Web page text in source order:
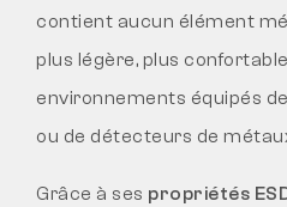
contient aucun élément
plus légère, plus
environnements équipés
ou de détecteurs de
Grâce à ses propriétés